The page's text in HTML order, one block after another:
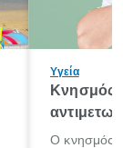
Υγεία
Κνησμός:
Ο κνησμός